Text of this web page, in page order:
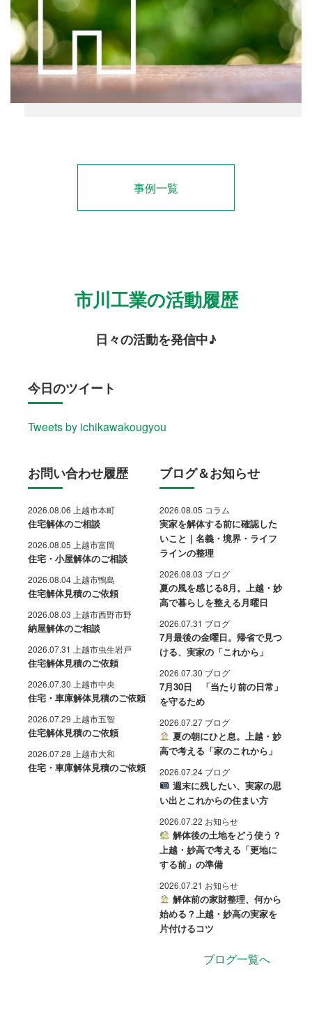
事例一覧
市川工業の活動履歴
日々の活動を発信中♪
今日のツイート
Tweets by ichikawakougyou
お問い合わせ履歴
2026.08.06 上越市本町
住宅解体のご相談
2026.08.05 上越市富岡
住宅・小屋解体のご相談
2026.08.04 上越市鴨島
住宅解体見積のご依頼
2026.08.03 上越市西野市野
納屋解体のご相談
2026.07.31 上越市虫生岩戸
住宅解体見積のご依頼
2026.07.30 上越市中央
住宅・車庫解体見積のご依頼
2026.07.29 上越市五智
住宅解体見積のご依頼
2026.07.28 上越市大和
住宅・車庫解体見積のご依頼
ブログ＆お知らせ
2026.08.05 コラム
実家を解体する前に確認した
いこと｜名義・境界・ライフ
ラインの整理
2026.08.03 ブログ
夏の風を感じる8月。上越・妙
高で暮らしを整える月曜日
2026.07.31 ブログ
7月最後の金曜日。帰省で見つ
ける、実家の「これから」
2026.07.30 ブログ
7月30日 「当たり前の日常」
を守るため
2026.07.27 ブログ
夏の朝にひと息。上越・妙
高で考える「家のこれから」
2026.07.24 ブログ
週末に残したい、実家の思
い出とこれからの住まい方
2026.07.22 お知らせ
解体後の土地をどう使う？
上越・妙高で考える「更地に
する前」の準備
2026.07.21 お知らせ
解体前の家財整理、何から
始める？上越・妙高の実家を
片付けるコツ
ブログ一覧へ